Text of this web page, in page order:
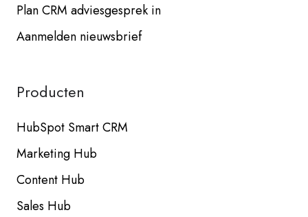
Plan CRM adviesgesprek in
Aanmelden nieuwsbrief
Producten
HubSpot Smart CRM
Marketing Hub
Content Hub
Sales Hub